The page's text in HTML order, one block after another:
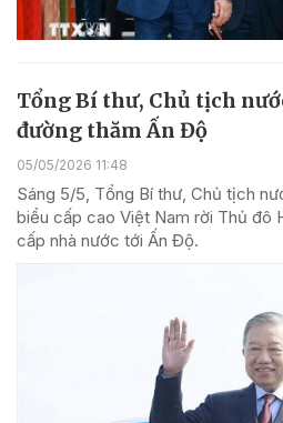
Tổng Bí thư, Chủ tịch
đường thăm Ấn Độ
05/05/2026 11:48
Sáng 5/5, Tổng Bí thư, Chủ tịch
biểu cấp cao Việt Nam rời Thủ đô
cấp nhà nước tới Ấn Độ.